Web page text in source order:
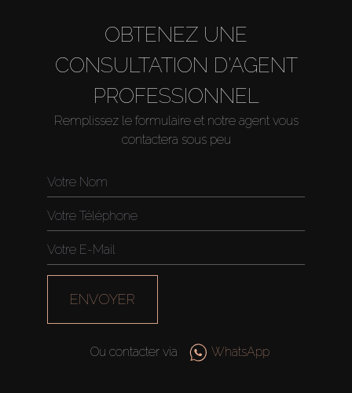
OBTENEZ UNE
CONSULTATION D'AGENT
PROFESSIONNEL
Remplissez le formulaire et notre agent vous
contactera sous peu
ENVOYER
Ou contacter via WhatsApp